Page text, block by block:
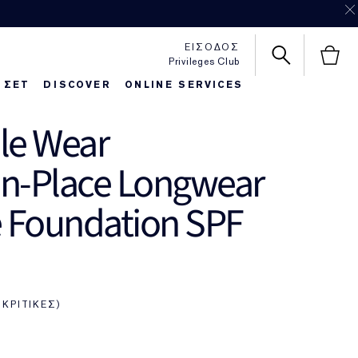
Privileges Club
ΕΙΣΟΔΟΣ
DISCOVER ONLINE SERVICES
Foundaton Finder
Repair
Belle
Wear
Place Longwear
SPF